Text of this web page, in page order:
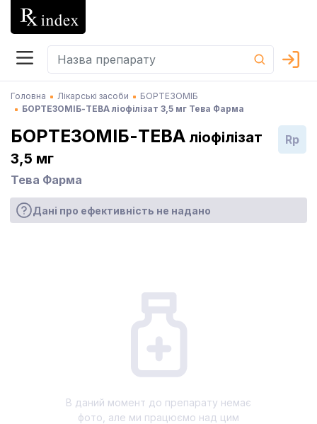
Головна Лікарські засоби
БОРТЕЗОМІБ
БОРТЕЗОМІБ-ТЕВА ліофілізат 3,5 мг Тева Фарма
БОРТЕЗОМІБ-ТЕВА ліофілізат
3,5 мг
Тева Фарма
Rp
Дані про ефективність не надано
В даний момент до препарату немає
фото, але ми працюємо над цим